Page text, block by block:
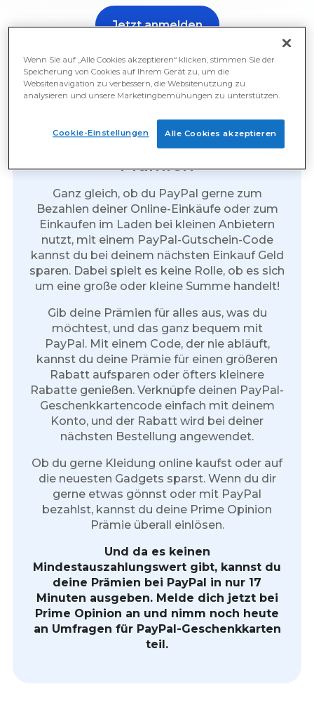
Jetzt anmelden
Nimm jetzt an einer Umfrage teil und erhalte eine
Belohnung.
Bezahlte Umfragen: PayPal-
Prämien
Ganz gleich, ob du PayPal gerne zum
Bezahlen deiner Online-Einkäufe oder zum
Einkaufen im Laden bei kleinen Anbietern
nutzt, mit einem PayPal-Gutschein-Code
kannst du bei deinem nächsten Einkauf Geld
sparen. Dabei spielt es keine Rolle, ob es sich
um eine große oder kleine Summe handelt!
Gib deine Prämien für alles aus, was du
möchtest, und das ganz bequem mit
PayPal. Mit einem Code, der nie abläuft,
kannst du deine Prämie für einen größeren
Rabatt aufsparen oder öfters kleinere
Rabatte genießen. Verknüpfe deinen PayPal-
Geschenkkartencode einfach mit deinem
Konto, und der Rabatt wird bei deiner
nächsten Bestellung angewendet.
Ob du gerne Kleidung online kaufst oder auf
die neuesten Gadgets sparst. Wenn du dir
gerne etwas gönnst oder mit PayPal
bezahlst, kannst du deine Prime Opinion
Prämie überall einlösen.
Und da es keinen
Mindestauszahlungswert gibt, kannst du
deine Prämien bei PayPal in nur 17
Minuten ausgeben. Melde dich jetzt bei
Prime Opinion an und nimm noch heute
an Umfragen für PayPal-Geschenkkarten
teil.
Wenn Sie auf „Alle Cookies akzeptieren“ klicken, stimmen Sie der
Speicherung von Cookies auf Ihrem Gerät zu, um die
Websitenavigation zu verbessern, die Websitenutzung zu
analysieren und unsere Marketingbemühungen zu unterstützen.
Alle Cookies akzeptieren
Cookie-Einstellungen